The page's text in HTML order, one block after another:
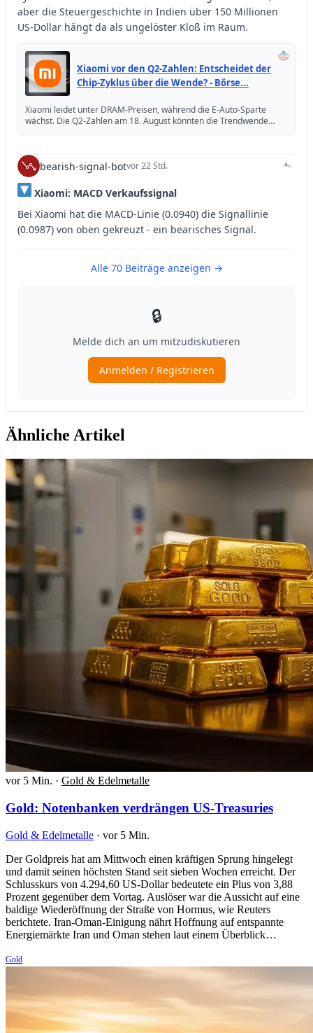
Ähnliche Artikel
vor 5 Min. · Gold & Edelmetalle
Gold: Notenbanken verdrängen US-Treasuries
Gold & Edelmetalle · vor 5 Min.
Der Goldpreis hat am Mittwoch einen kräftigen Sprung hingelegt
und damit seinen höchsten Stand seit sieben Wochen erreicht. Der
Schlusskurs von 4.294,60 US-Dollar bedeutete ein Plus von 3,88
Prozent gegenüber dem Vortag. Auslöser war die Aussicht auf eine
baldige Wiederöffnung der Straße von Hormus, wie Reuters
berichtete. Iran-Oman-Einigung nährt Hoffnung auf entspannte
Energiemärkte Iran und Oman stehen laut einem Überblick…
Gold